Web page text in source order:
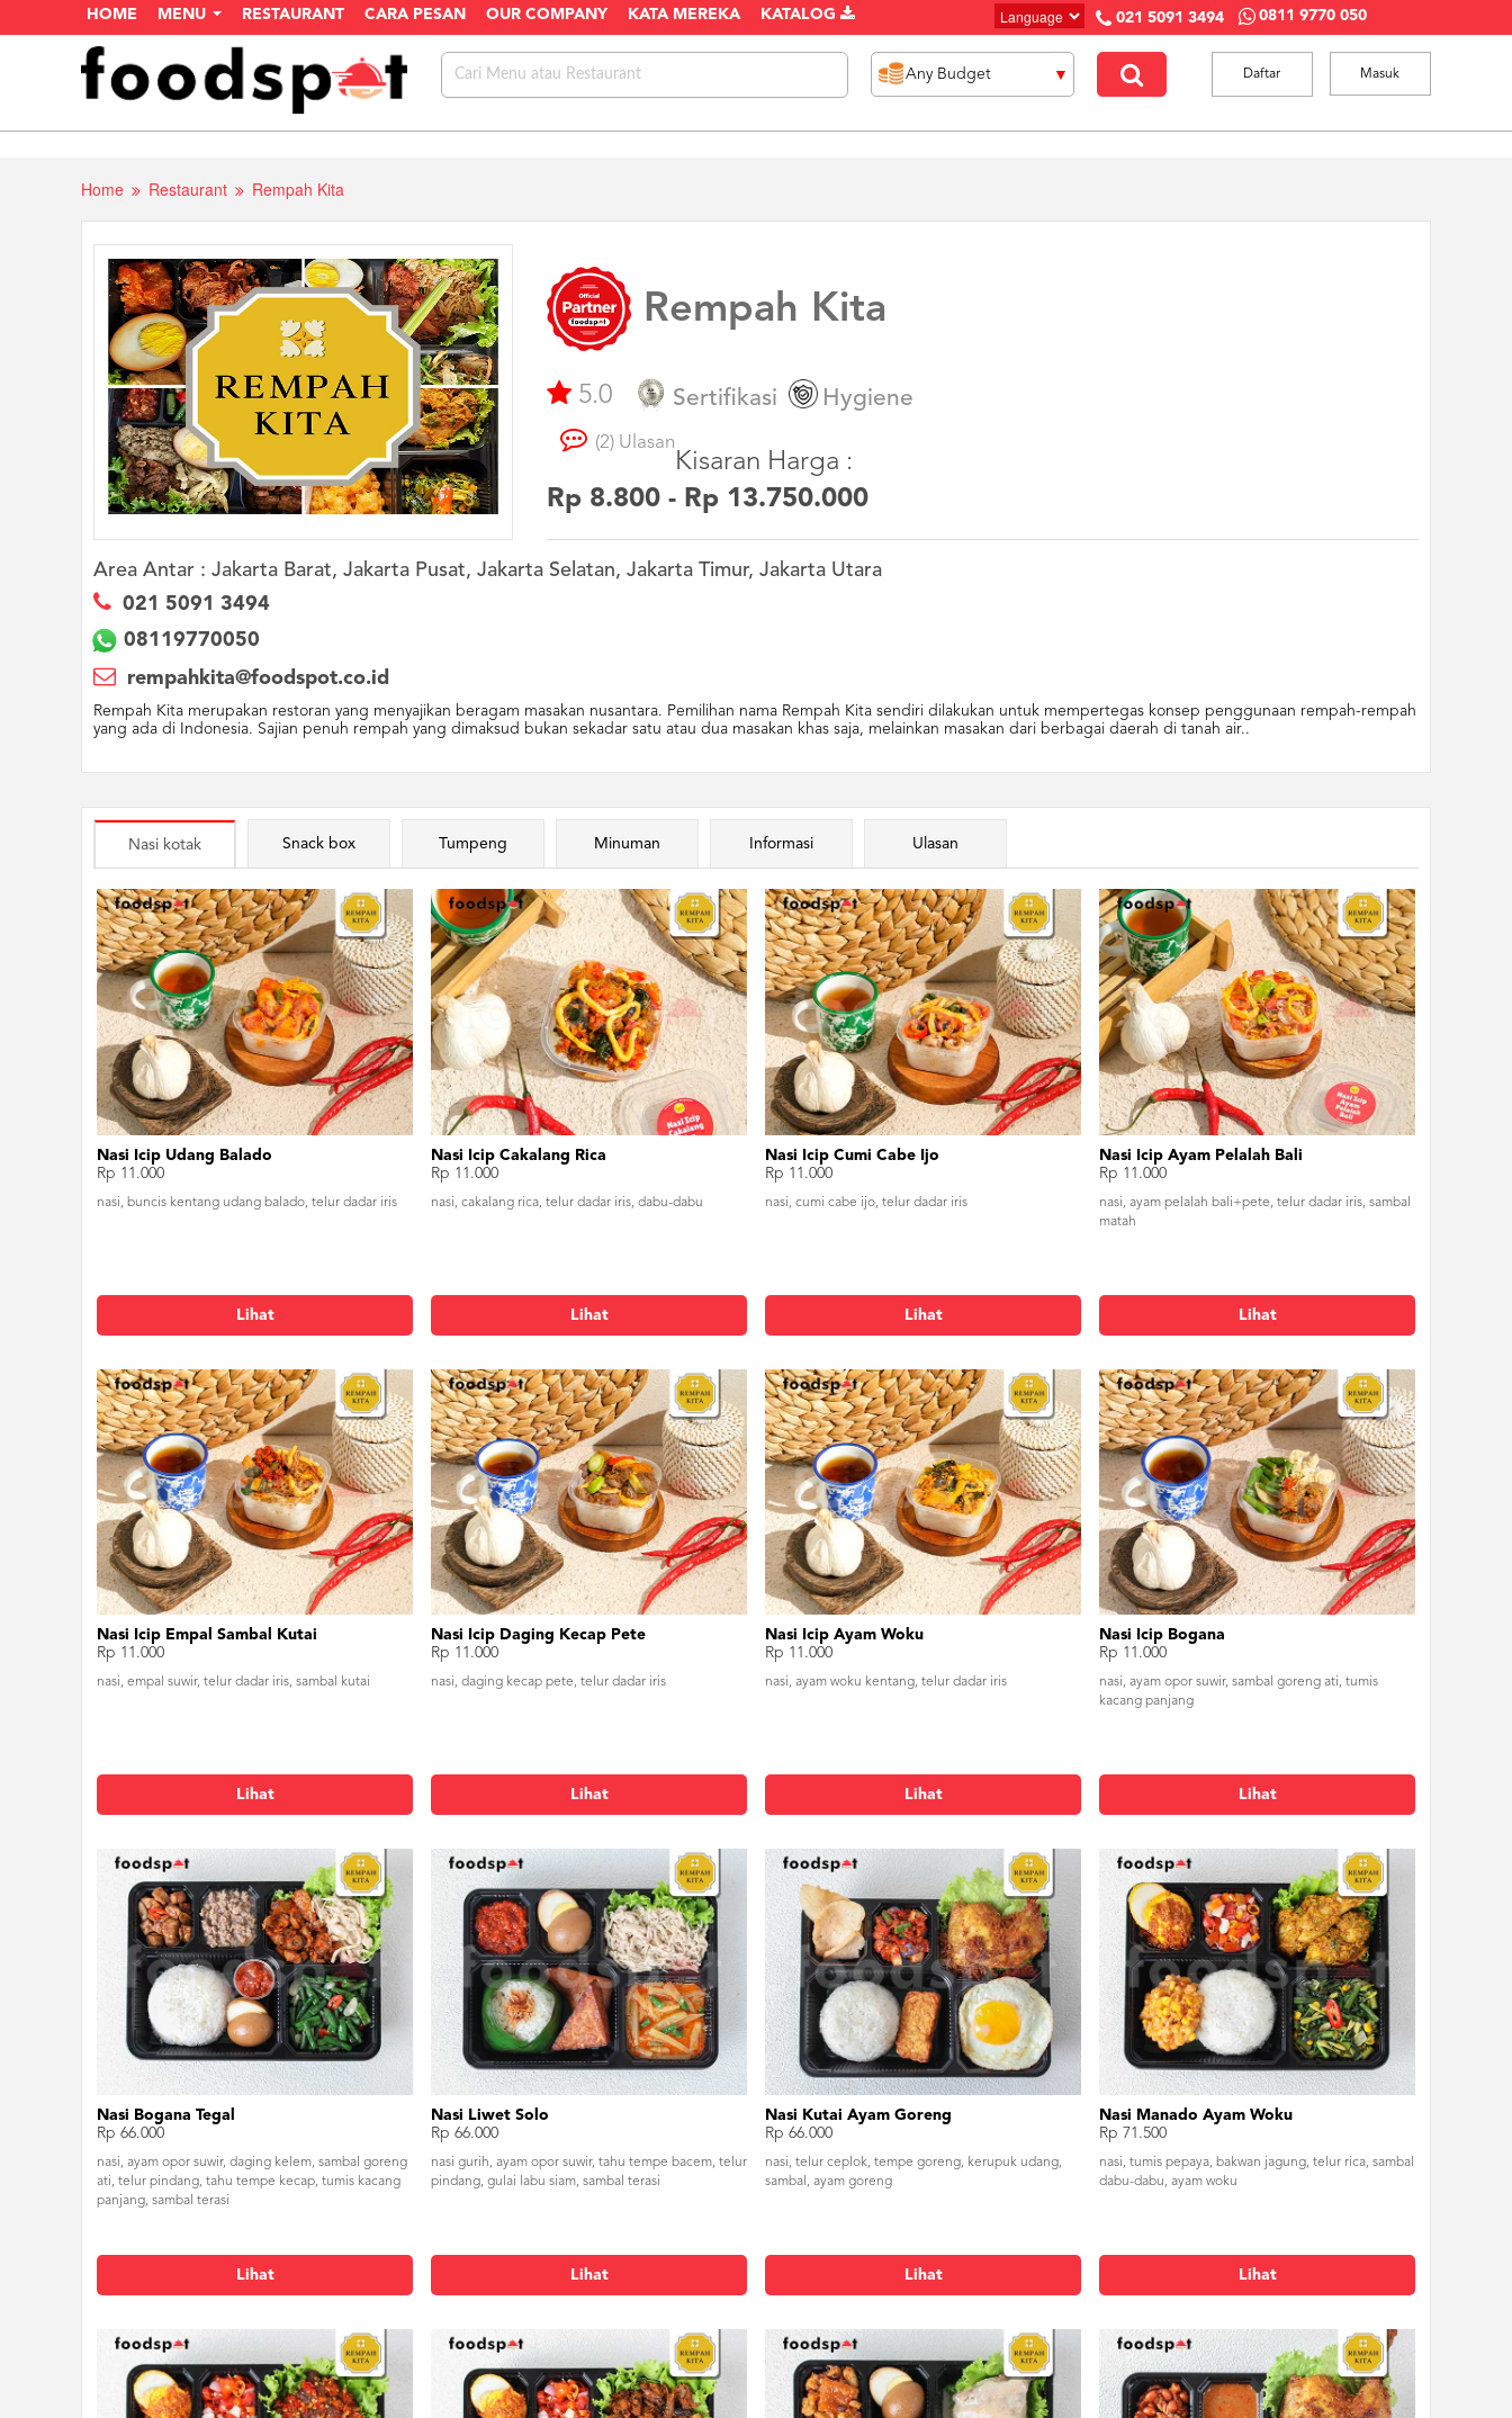
HOME MENU RESTAURANT CARA PESAN OUR COMPANY KATA MEREKA KATALOG 021 5091 3494 0811 9770 050
Masuk
Daftar
Home Restaurant Rempah Kita
Rempah Kita
5.0 Sertifikasi Hygiene
(2) Ulasan
Kisaran Harga :
Rp 8.800 - Rp 13.750.000
Area Antar : Jakarta Barat, Jakarta Pusat, Jakarta Selatan, Jakarta Timur, Jakarta Utara
021 5091 3494
08119770050
rempahkita@foodspot.co.id
Rempah Kita merupakan restoran yang menyajikan beragam masakan nusantara. Pemilihan nama Rempah Kita sendiri dilakukan untuk mempertegas konsep penggunaan rempah-rempah
yang ada di Indonesia. Sajian penuh rempah yang dimaksud bukan sekadar satu atau dua masakan khas saja, melainkan masakan dari berbagai daerah di tanah air..
Nasi kotak Snack box Tumpeng Minuman Informasi Ulasan
Nasi Icip Udang Balado
Rp 11.000
nasi, buncis kentang udang balado, telur dadar iris
Lihat
Nasi Icip Cakalang Rica
Rp 11.000
nasi, cakalang rica, telur dadar iris, dabu-dabu
Lihat
Nasi Icip Cumi Cabe Ijo
Rp 11.000
nasi, cumi cabe ijo, telur dadar iris
Lihat
Nasi Icip Ayam Pelalah Bali
Rp 11.000
nasi, ayam pelalah bali+pete, telur dadar iris, sambal
matah
Lihat
Nasi Icip Empal Sambal Kutai
Rp 11.000
nasi, empal suwir, telur dadar iris, sambal kutai
Lihat
Nasi Icip Daging Kecap Pete
Rp 11.000
nasi, daging kecap pete, telur dadar iris
Lihat
Nasi Icip Ayam Woku
Rp 11.000
nasi, ayam woku kentang, telur dadar iris
Lihat
Nasi Icip Bogana
Rp 11.000
nasi, ayam opor suwir, sambal goreng ati, tumis
kacang panjang
Lihat
Nasi Bogana Tegal
Rp 66.000
nasi, ayam opor suwir, daging kelem, sambal goreng
ati, telur pindang, tahu tempe kecap, tumis kacang
panjang, sambal terasi
Lihat
Nasi Liwet Solo
Rp 66.000
nasi gurih, ayam opor suwir, tahu tempe bacem, telur
pindang, gulai labu siam, sambal terasi
Lihat
Nasi Kutai Ayam Goreng
Rp 66.000
nasi, telur ceplok, tempe goreng, kerupuk udang,
sambal, ayam goreng
Lihat
Nasi Manado Ayam Woku
Rp 71.500
nasi, tumis pepaya, bakwan jagung, telur rica, sambal
dabu-dabu, ayam woku
Lihat